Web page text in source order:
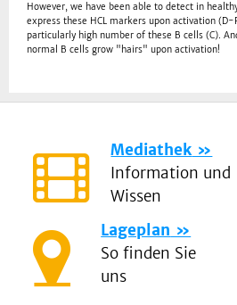
However, we have been able to detect in
express these HCL markers upon activation (D-
particularly high number of these B cells (C).
normal B cells grow "hairs" upon activation!
Mediathek
Information und
Wissen
Lageplan
So finden Sie
uns